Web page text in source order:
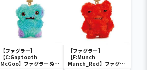
【ファグラー】
【C:Gaptooth
McGoo】ファグラーぬい
【ファグラー】
【F:Munch
Munch_Red】ファグラ